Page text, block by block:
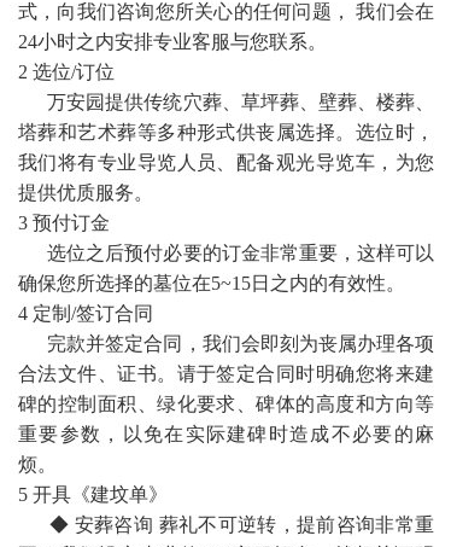
式，向我们咨询您所关心的任何问题， 我们会在
24小时之内安排专业客服与您联系。
2 选位/订位
万安园提供传统穴葬、草坪葬、壁葬、楼葬、
塔葬和艺术葬等多种形式供丧属选择。选位时，
我们将有专业导览人员、配备观光导览车，为您
提供优质服务。
3 预付订金
选位之后预付必要的订金非常重要，这样可以
确保您所选择的墓位在5~15日之内的有效性。
4 定制/签订合同
完款并签定合同，我们会即刻为丧属办理各项
合法文件、证书。请于签定合同时明确您将来建
碑的控制面积、绿化要求、碑体的高度和方向等
重要参数，以免在实际建碑时造成不必要的麻
烦。
5 开具《建坟单》
◆ 安葬咨询 葬礼不可逆转，提前咨询非常重